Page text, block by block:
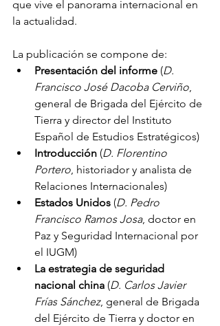
que vive el panorama internacional en
la actualidad.
La publicación se compone de:
Presentación del informe (D.
Francisco José Dacoba Cerviño,
general de Brigada del Ejército de
Tierra y director del Instituto
Español de Estudios Estratégicos)
Introducción (D. Florentino
Portero, historiador y analista de
Relaciones Internacionales)
Estados Unidos (D. Pedro
Francisco Ramos Josa, doctor en
Paz y Seguridad Internacional por
el IUGM)
La estrategia de seguridad
nacional china (D. Carlos Javier
Frías Sánchez, general de Brigada
del Ejército de Tierra y doctor en